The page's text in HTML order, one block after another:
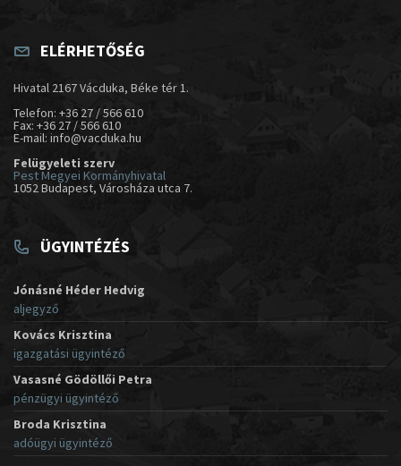
ELÉRHETŐSÉG
Hivatal 2167 Vácduka, Béke tér 1.
Telefon: +36 27 / 566 610
Fax: +36 27 / 566 610
E-mail: info@vacduka.hu
Felügyeleti szerv
Pest Megyei Kormányhivatal
1052 Budapest, Városháza utca 7.
ÜGYINTÉZÉS
Jónásné Héder Hedvig
aljegyző
Kovács Krisztina
igazgatási ügyintéző
Vasasné Gödöllői Petra
pénzügyi ügyintéző
Broda Krisztina
adóügyi ügyintéző